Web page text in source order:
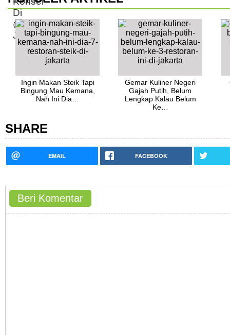
Ingin Makan Steik Tapi
Bingung Mau Kemana,
Nah Ini Dia…
Gemar Kuliner Negeri
Gajah Putih, Belum
Lengkap Kalau Belum
Ke…
SHARE
EMAIL FACEBOOK
Beri Komentar